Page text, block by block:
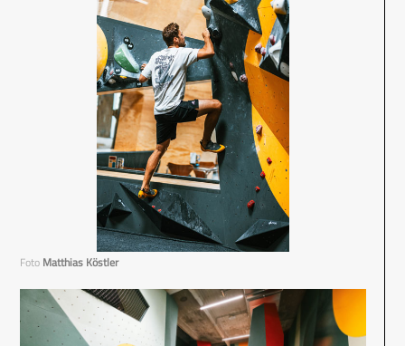
Foto Matthias Köstler